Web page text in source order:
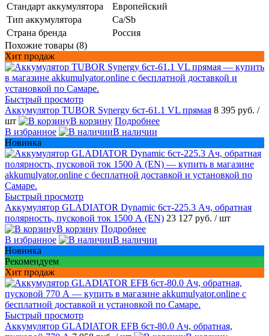
Стандарт аккумулятора
Европейский
Тип аккумулятора
Ca/Sb
Страна бренда
Россия
Похожие товары (8)
Хит продаж
Быстрый просмотр
Аккумулятор TUBOR Synergy 6ст-61.1 VL прямая 8 395 руб. /
шт
В корзину Подробнее
В избранное
В наличии
Новинка
Быстрый просмотр
Аккумулятор GLADIATOR Dynamic 6ст-225.3 Ач, обратная
полярность, пусковой ток 1500 А (EN) 23 127 руб. / шт
В корзину Подробнее
В избранное
В наличии
Новинка
Рекомендуем
Хит продаж
Быстрый просмотр
Аккумулятор GLADIATOR EFB 6ст-80.0 Ач, обратная,